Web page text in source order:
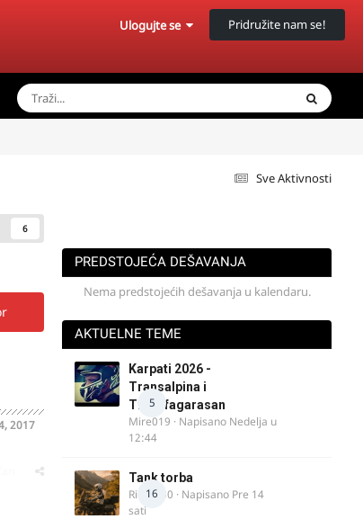
Ulogujte se Pridružite nam se!
Sve Aktivnosti
6
2017
PREDSTOJEĆA DEŠAVANJA
Nema predstojećih dešavanja u kalendaru.
AKTUELNE TEME
5
Karpati 2026 -
Transalpina i
Transfagarasan
Mire019 · Napisano Nedelja u
12:44
16
Tank torba
Rider000 · Napisano Pre 14
sati